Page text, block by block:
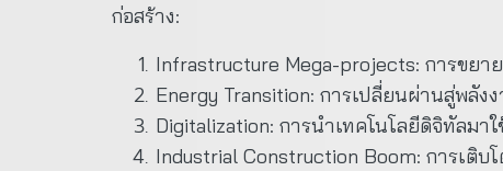
ก่อสร้าง:
Infrastructure Mega-projects: การขยา
Energy Transition: การเปลี่ยนผ่านสู่พลัง
Digitalization: การนำเทคโนโลยีดิจิทัลมา
Industrial Construction Boom: การเติบ